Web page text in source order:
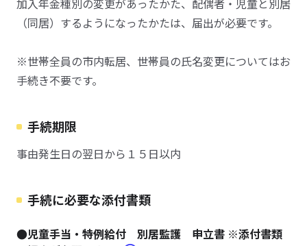
加入年金種別の変更があったかた、配偶者・児童と別居
（同居）するようになったかたは、届出が必要です。
※世帯全員の市内転居、世帯員の氏名変更についてはお
手続き不要です。
手続期限
事由発生日の翌日から１５日以内
手続に必要な添付書類
●児童手当・特例給付 別居監護 申立書 ※添付書類